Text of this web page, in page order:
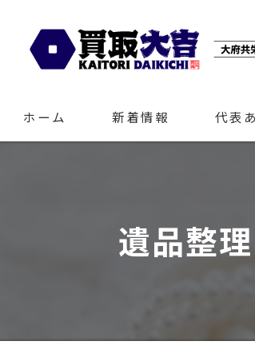
ホーム 新着情報 代表
遺品整